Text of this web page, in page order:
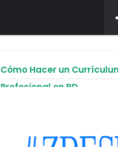
Cómo Hacer un
Profesional en RD